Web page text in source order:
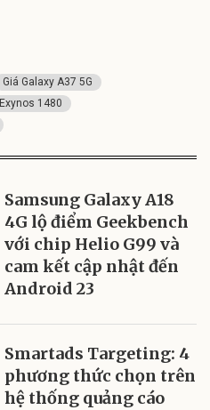
Giá Galaxy A37 5G
Exynos 1480
Samsung Galaxy A18
4G lộ điểm Geekbench
với chip Helio G99 và
cam kết cập nhật đến
Android 23
Smartads Targeting: 4
phương thức chọn trên
hệ thống quảng cáo